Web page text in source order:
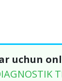
uchun